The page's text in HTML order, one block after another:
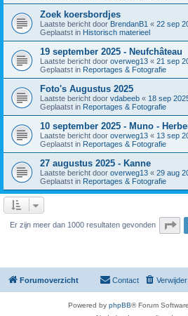
Zoek koersbordjes
Laatste bericht door BrendanB1 « 22 sep
Geplaatst in Historisch materieel
19 september 2025 - Neufchâteau
Laatste bericht door overweg13 « 21 sep
Geplaatst in Reportages & Fotografie
Foto's Augustus 2025
Laatste bericht door vdabeeb « 18 sep
Geplaatst in Reportages & Fotografie
10 september 2025 - Muno -
Laatste bericht door overweg13 « 13 sep
Geplaatst in Reportages & Fotografie
27 augustus 2025 - Kanne
Laatste bericht door overweg13 « 29 aug
Geplaatst in Reportages & Fotografie
Er zijn meer dan 1000 resultaten gevonden
Forumoverzicht Contact
Powered by phpBB® Forum